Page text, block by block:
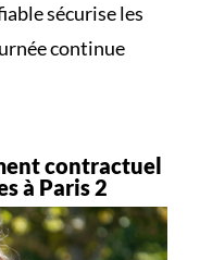
sécurise les
continue
contractuel
à Paris 2